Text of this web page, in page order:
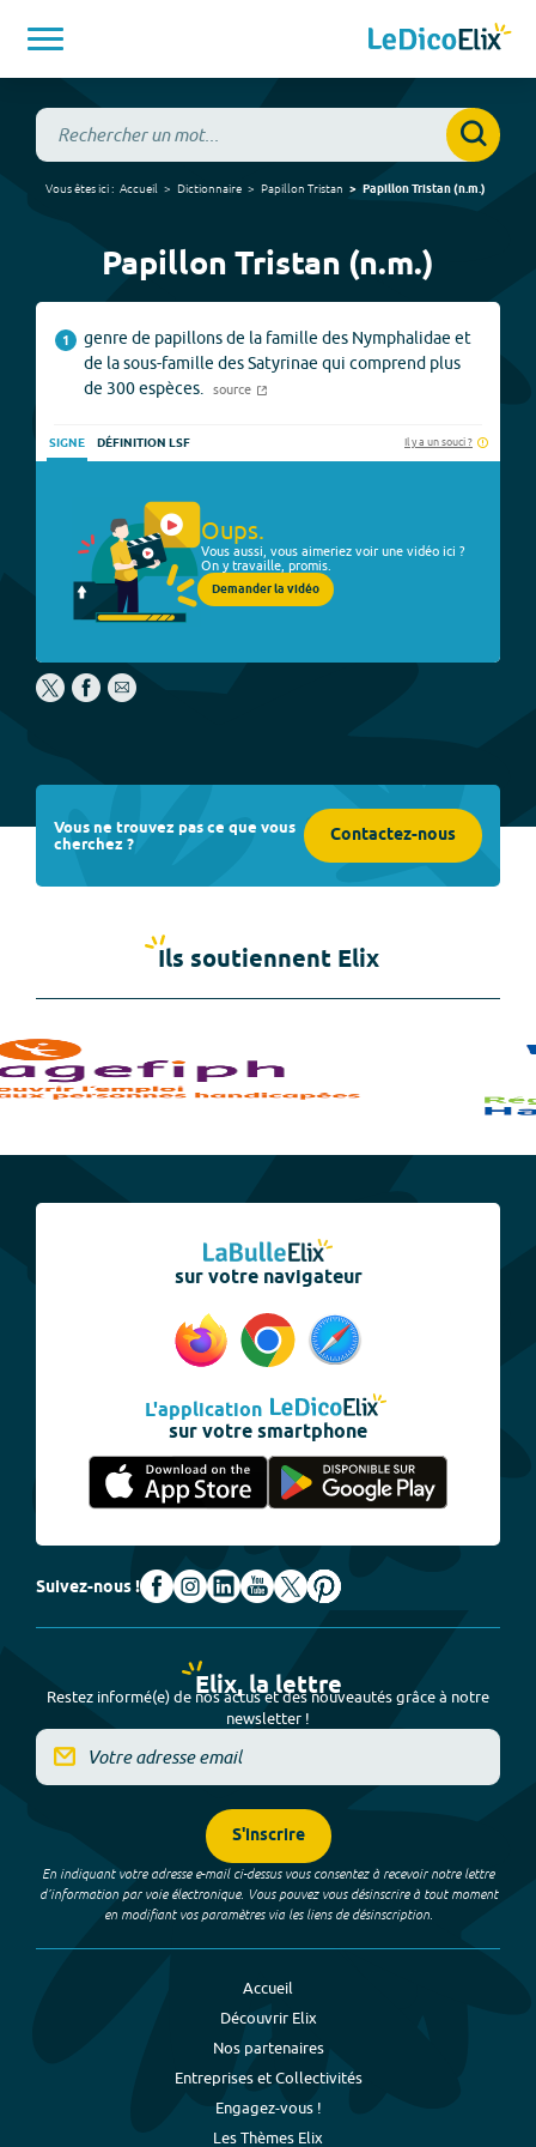
Vous êtes ici : Accueil Dictionnaire Papillon Tristan Papillon Tristan(n.m.)
Papillon Tristan (n.m.)
1
genre de papillons de la famille des Nymphalidae et
de la sous-famille des Satyrinae qui comprend plus
de 300 espèces.
source
SIGNE DÉFINITION LSF Il y a un souci ?
Oups.
Vous aussi, vous aimeriez voir une vidéo ici ?
On y travaille, promis.
Demander la vidéo
Vous ne trouvez pas ce que vous
cherchez ? Contactez-nous
Ils soutiennent Elix
sur votre navigateur
L'application
sur votre smartphone
Suivez-nous !
Elix, la lettre
Restez informé(e) de nos actus et des nouveautés grâce à notre
newsletter !
S'inscrire
En indiquant votre adresse e-mail ci-dessus vous consentez à recevoir notre lettre
d’information par voie électronique. Vous pouvez vous désinscrire à tout moment
en modifiant vos paramètres via les liens de désinscription.
Accueil
Découvrir Elix
Nos partenaires
Entreprises et Collectivités
Engagez-vous !
Les Thèmes Elix